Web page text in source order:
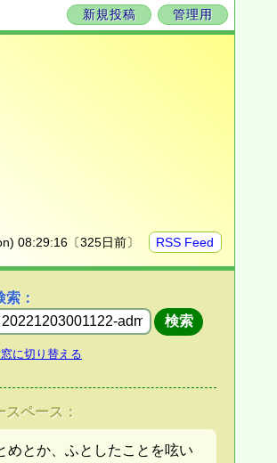
新規投稿 管理用
08:29:16〔325日前〕 RSS Feed
索：
に切り替える
スペース：
めとか、ふとしたことを呟い